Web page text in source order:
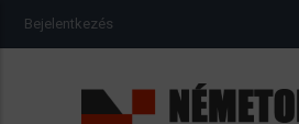
USER
ACCOUNT
Bejelentkezés